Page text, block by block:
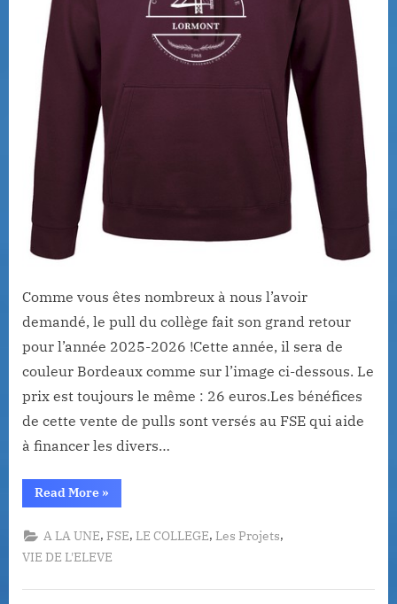
Comme vous êtes nombreux à nous l’avoir
demandé, le pull du collège fait son grand retour
pour l’année 2025-2026 !Cette année, il sera de
couleur Bordeaux comme sur l’image ci-dessous. Le
prix est toujours le même : 26 euros.Les bénéfices
de cette vente de pulls sont versés au FSE qui aide
à financer les divers…
Read More“Vente
de
à
capuche
du
collège”
»
A LA UNE,FSE,LE COLLEGE,Les Projets,
VIE DE L'ELEVE